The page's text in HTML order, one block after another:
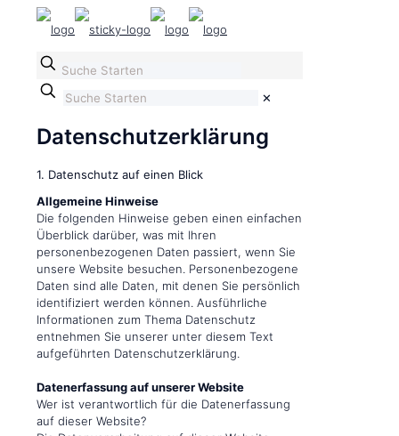
✕
Datenschutzerklärung
1. Datenschutz auf einen Blick
Allgemeine Hinweise
Die folgenden Hinweise geben einen einfachen
Überblick darüber, was mit Ihren
personenbezogenen Daten passiert, wenn Sie
unsere Website besuchen. Personenbezogene
Daten sind alle Daten, mit denen Sie persönlich
identifiziert werden können. Ausführliche
Informationen zum Thema Datenschutz
entnehmen Sie unserer unter diesem Text
aufgeführten Datenschutzerklärung.
Datenerfassung auf unserer Website
Wer ist verantwortlich für die Datenerfassung
auf dieser Website?